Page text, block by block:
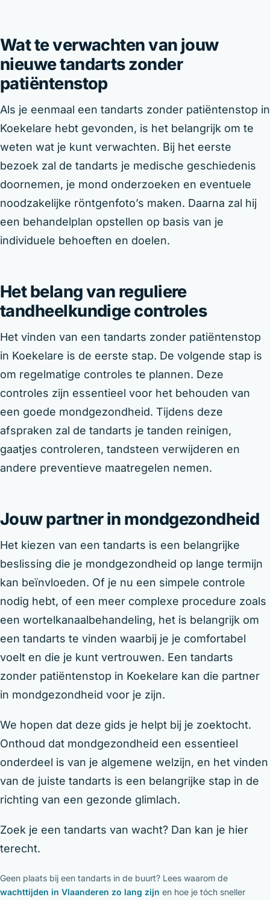
Wat te verwachten van jouw
nieuwe tandarts zonder
patiëntenstop
Als je eenmaal een tandarts zonder patiëntenstop in
Koekelare hebt gevonden, is het belangrijk om te
weten wat je kunt verwachten. Bij het eerste
bezoek zal de tandarts je medische geschiedenis
doornemen, je mond onderzoeken en eventuele
noodzakelijke röntgenfoto’s maken. Daarna zal hij
een behandelplan opstellen op basis van je
individuele behoeften en doelen.
Het belang van reguliere
tandheelkundige controles
Het vinden van een tandarts zonder patiëntenstop
in Koekelare is de eerste stap. De volgende stap is
om regelmatige controles te plannen. Deze
controles zijn essentieel voor het behouden van
een goede mondgezondheid. Tijdens deze
afspraken zal de tandarts je tanden reinigen,
gaatjes controleren, tandsteen verwijderen en
andere preventieve maatregelen nemen.
Jouw partner in mondgezondheid
Het kiezen van een tandarts is een belangrijke
beslissing die je mondgezondheid op lange termijn
kan beïnvloeden. Of je nu een simpele controle
nodig hebt, of een meer complexe procedure zoals
een wortelkanaalbehandeling, het is belangrijk om
een tandarts te vinden waarbij je je comfortabel
voelt en die je kunt vertrouwen. Een tandarts
zonder patiëntenstop in Koekelare kan die partner
in mondgezondheid voor je zijn.
We hopen dat deze gids je helpt bij je zoektocht.
Onthoud dat mondgezondheid een essentieel
onderdeel is van je algemene welzijn, en het vinden
van de juiste tandarts is een belangrijke stap in de
richting van een gezonde glimlach.
Zoek je een tandarts van wacht? Dan kan je hier
terecht.
Geen plaats bij een tandarts in de buurt? Lees waarom de
wachttijden in Vlaanderen zo lang zijn en hoe je tóch sneller